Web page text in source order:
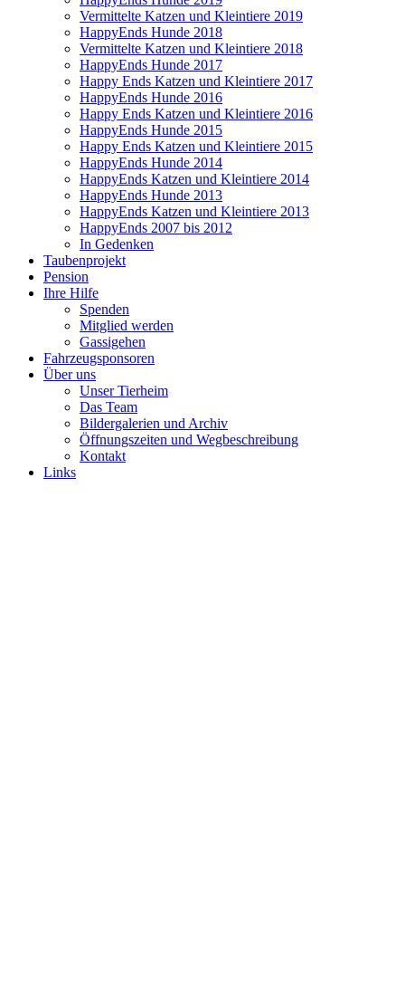
Vermittelte Katzen und Kleintiere 2019
HappyEnds Hunde 2018
Vermittelte Katzen und Kleintiere 2018
HappyEnds Hunde 2017
Happy Ends Katzen und Kleintiere 2017
HappyEnds Hunde 2016
Happy Ends Katzen und Kleintiere 2016
HappyEnds Hunde 2015
Happy Ends Katzen und Kleintiere 2015
HappyEnds Hunde 2014
HappyEnds Katzen und Kleintiere 2014
HappyEnds Hunde 2013
HappyEnds Katzen und Kleintiere 2013
HappyEnds 2007 bis 2012
In Gedenken
Taubenprojekt
Pension
Ihre Hilfe
Spenden
Mitglied werden
Gassigehen
Fahrzeugsponsoren
Über uns
Unser Tierheim
Das Team
Bildergalerien und Archiv
Öffnungszeiten und Wegbeschreibung
Kontakt
Links